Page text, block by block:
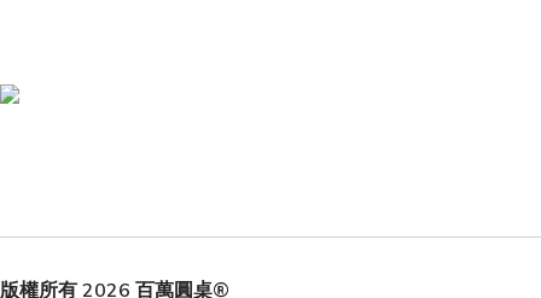
版權所有 2026 百萬圓桌®